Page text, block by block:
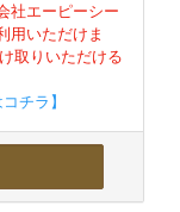
社エーピーシー
用いただけま
取りいただける
チラ】